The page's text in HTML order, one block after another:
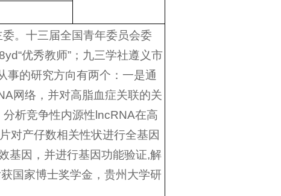
。十三届全国青年委员会委
优秀教师”；九三学社遵义市
事的研究方向有两个：一是通
网络，并对高脂血症关联的关
析竞争性内源性lncRNA在高
对产仔数相关性状进行全基因
基因，并进行基因功能验证,解
国家博士奖学金，贵州大学研